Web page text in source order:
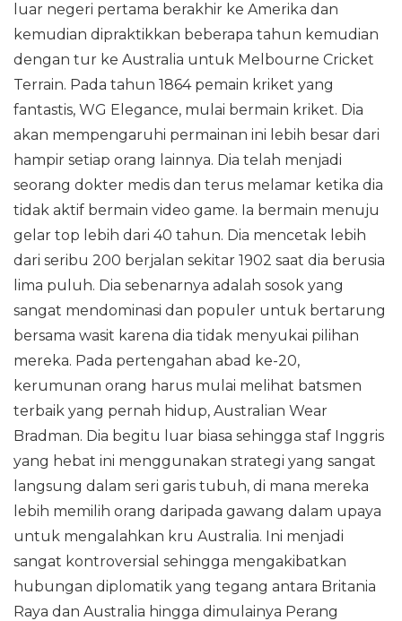
luar negeri pertama berakhir ke Amerika dan
kemudian dipraktikkan beberapa tahun kemudian
dengan tur ke Australia untuk Melbourne Cricket
Terrain. Pada tahun 1864 pemain kriket yang
fantastis, WG Elegance, mulai bermain kriket. Dia
akan mempengaruhi permainan ini lebih besar dari
hampir setiap orang lainnya. Dia telah menjadi
seorang dokter medis dan terus melamar ketika dia
tidak aktif bermain video game. Ia bermain menuju
gelar top lebih dari 40 tahun. Dia mencetak lebih
dari seribu 200 berjalan sekitar 1902 saat dia berusia
lima puluh. Dia sebenarnya adalah sosok yang
sangat mendominasi dan populer untuk bertarung
bersama wasit karena dia tidak menyukai pilihan
mereka. Pada pertengahan abad ke-20,
kerumunan orang harus mulai melihat batsmen
terbaik yang pernah hidup, Australian Wear
Bradman. Dia begitu luar biasa sehingga staf Inggris
yang hebat ini menggunakan strategi yang sangat
langsung dalam seri garis tubuh, di mana mereka
lebih memilih orang daripada gawang dalam upaya
untuk mengalahkan kru Australia. Ini menjadi
sangat kontroversial sehingga mengakibatkan
hubungan diplomatik yang tegang antara Britania
Raya dan Australia hingga dimulainya Perang